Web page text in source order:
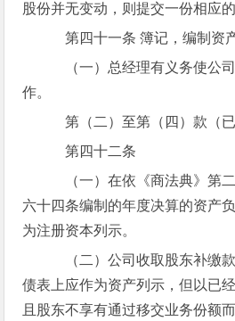
股份并无变动，则提交一份相应
第四十一条 簿记，编制资
（一）总经理有义务使公
作。
第（二）至第（四）款（已
第四十二条
（一）在依《商法典》第
六十四条编制的年度决算的资产
为注册资本列示。
（二）公司收取股东补缴
债表上应作为资产列示，但以已
且股东不享有通过移交业务份额